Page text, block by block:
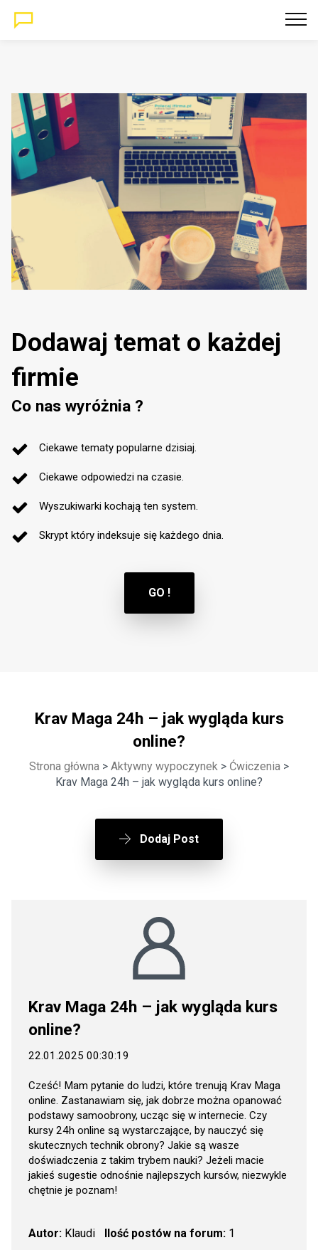
Dodawaj temat o każdej
firmie
Co nas wyróżnia ?
Ciekawe tematy popularne dzisiaj.
Ciekawe odpowiedzi na czasie.
Wyszukiwarki kochają ten system.
Skrypt który indeksuje się każdego dnia.
GO !
Krav Maga 24h – jak wygląda kurs
online?
Strona główna > Aktywny wypoczynek > Ćwiczenia >
Krav Maga 24h – jak wygląda kurs online?
Dodaj Post
Krav Maga 24h – jak wygląda kurs
online?
22.01.2025 00:30:19
Cześć! Mam pytanie do ludzi, które trenują Krav Maga
online. Zastanawiam się, jak dobrze można opanować
podstawy samoobrony, ucząc się w internecie. Czy
kursy 24h online są wystarczające, by nauczyć się
skutecznych technik obrony? Jakie są wasze
doświadczenia z takim trybem nauki? Jeżeli macie
jakieś sugestie odnośnie najlepszych kursów, niezwykle
chętnie je poznam!
Autor: Klaudi Ilość postów na forum:1